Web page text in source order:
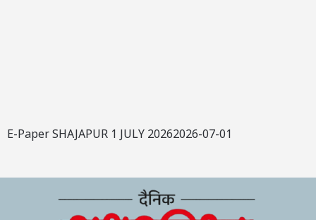
E-Paper SHAJAPUR 1 JULY 20262026-07-01